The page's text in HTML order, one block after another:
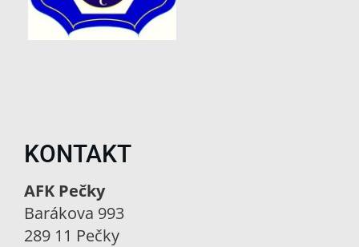
KONTAKT
AFK Pečky
Barákova 993
289 11 Pečky